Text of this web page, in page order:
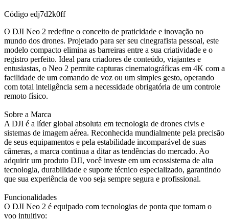
Código edj7d2k0ff
O DJI Neo 2 redefine o conceito de praticidade e inovação no
mundo dos drones. Projetado para ser seu cinegrafista pessoal, este
modelo compacto elimina as barreiras entre a sua criatividade e o
registro perfeito. Ideal para criadores de conteúdo, viajantes e
entusiastas, o Neo 2 permite capturas cinematográficas em 4K com a
facilidade de um comando de voz ou um simples gesto, operando
com total inteligência sem a necessidade obrigatória de um controle
remoto físico.
Sobre a Marca
A DJI é a líder global absoluta em tecnologia de drones civis e
sistemas de imagem aérea. Reconhecida mundialmente pela precisão
de seus equipamentos e pela estabilidade incomparável de suas
câmeras, a marca continua a ditar as tendências do mercado. Ao
adquirir um produto DJI, você investe em um ecossistema de alta
tecnologia, durabilidade e suporte técnico especializado, garantindo
que sua experiência de voo seja sempre segura e profissional.
Funcionalidades
O DJI Neo 2 é equipado com tecnologias de ponta que tornam o
voo intuitivo: